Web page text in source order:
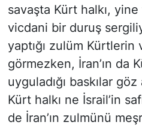
savaşta Kürt halkı,
vicdani bir duruş
yaptığı zulüm Kürtlerin
görmezken, İran’ın da
uyguladığı baskılar
Kürt halkı ne İsrail’in
de İran’ın zulmünü